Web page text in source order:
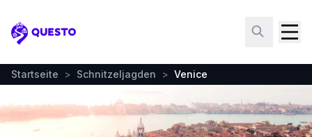
Questo
Startseite > Schnitzeljagden > Venice